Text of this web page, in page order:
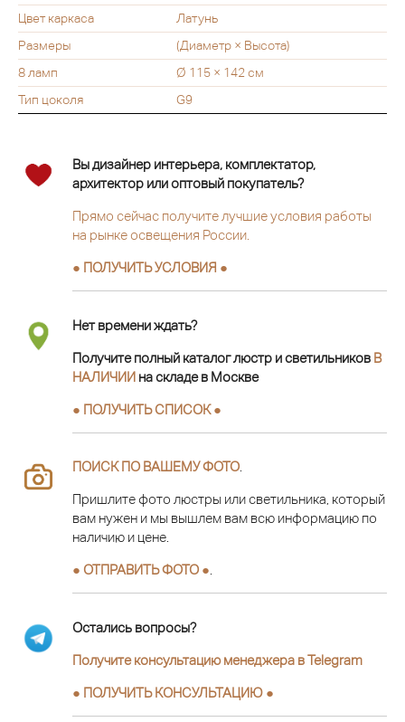
Цвет каркаса
Латунь
Размеры
(Диаметр × Высота)
8 ламп
Ø 115 × 142 см
Тип цоколя
G9
Вы дизайнер интерьера, комплектатор,
архитектор или оптовый покупатель?
Прямо сейчас получите лучшие условия работы
на рынке освещения России.
● ПОЛУЧИТЬ УСЛОВИЯ ●
Нет времени ждать?
Получите полный каталог люстр и светильников В
НАЛИЧИИ на складе в Москве
● ПОЛУЧИТЬ СПИСОК ●
ПОИСК ПО ВАШЕМУ ФОТО
Пришлите фото люстры или светильника, который
вам нужен и мы вышлем вам всю информацию по
наличию и цене.
● ОТПРАВИТЬ ФОТО ●
Остались вопросы?
Получите консультацию менеджера в Telegram
● ПОЛУЧИТЬ КОНСУЛЬТАЦИЮ ●